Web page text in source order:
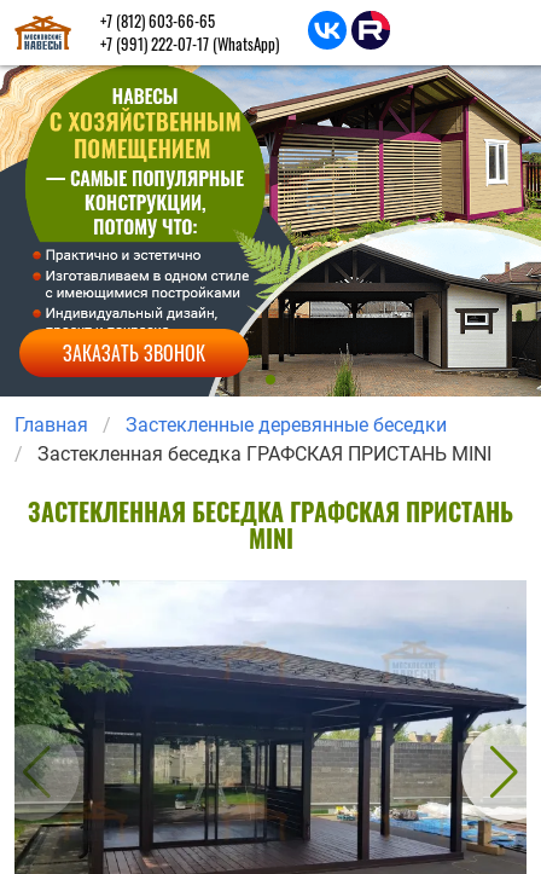
ЗАКАЗАТЬ ЗВОНОК
+7 (812) 603-66-65
+7 (991) 222-07-17 (WhatsApp)
Главная
Застекленные деревянные беседки
Застекленная беседка ГРАФСКАЯ ПРИСТАНЬ MINI
ЗАСТЕКЛЕННАЯ БЕСЕДКА ГРАФСКАЯ ПРИСТАНЬ
MINI